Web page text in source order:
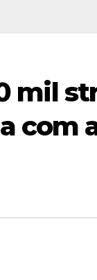
mil
com